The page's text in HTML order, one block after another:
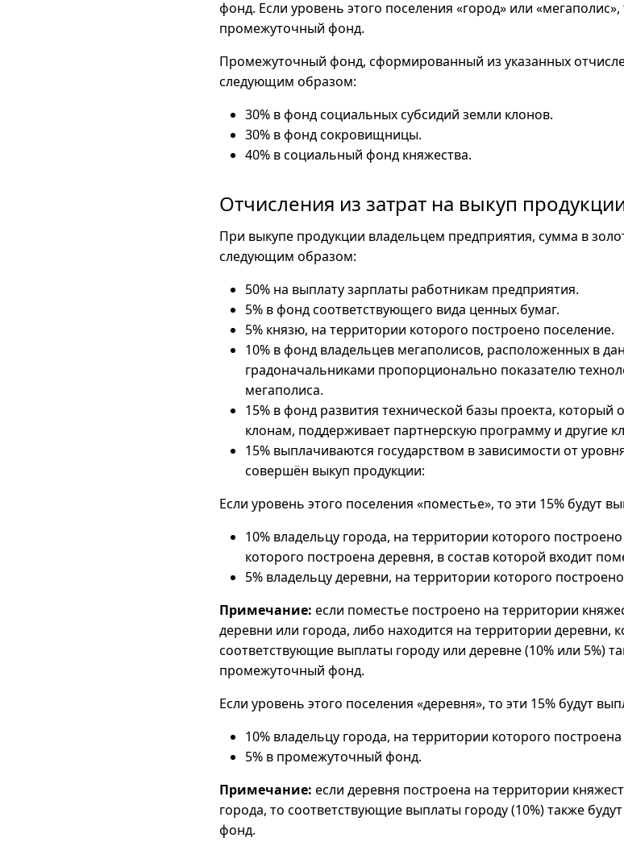
фонд. Если уровень этого поселения «город» или
промежуточный фонд.
Промежуточный фонд, сформированный из указанных
следующим образом:
30% в фонд социальных субсидий земли клонов.
30% в фонд сокровищницы.
40% в социальный фонд княжества.
Отчисления из затрат на выкуп
При выкупе продукции владельцем предприятия, сумма в
следующим образом:
50% на выплату зарплаты работникам предприятия.
5% в фонд соответствующего вида ценных бумаг.
5% князю, на территории которого построено поселение.
10% в фонд владельцев мегаполисов, расположенных в
градоначальниками пропорционально показателю
мегаполиса.
15% в фонд развития технической базы проекта,
клонам, поддерживает партнерскую программу и другие
15% выплачиваются государством в зависимости от
совершён выкуп продукции:
Если уровень этого поселения «поместье», то эти 15% будут
10% владельцу города, на территории которого
которого построена деревня, в состав которой входит
5% владельцу деревни, на территории которого
Примечание: если поместье построено на территории
деревни или города, либо находится на территории деревни,
соответствующие выплаты городу или деревне (10% или 5%)
промежуточный фонд.
Если уровень этого поселения «деревня», то эти 15% будут
10% владельцу города, на территории которого
5% в промежуточный фонд.
Примечание: если деревня построена на территории
города, то соответствующие выплаты городу (10%) также
фонд.